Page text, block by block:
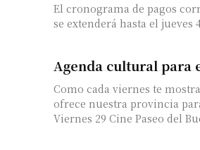
El cronograma de pagos
Agenda cultural para
Como cada viernes te
ofrece nuestra provincia
Viernes 29 Cine